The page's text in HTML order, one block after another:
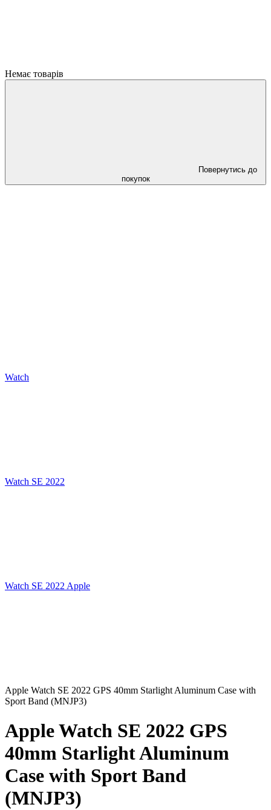
Немає товарів
Повернутись до
покупок
Watch
Watch SE 2022
Watch SE 2022 Apple
Apple Watch SE 2022 GPS 40mm Starlight Aluminum Case with
Sport Band (MNJP3)
Apple Watch SE 2022 GPS
40mm Starlight Aluminum
Case with Sport Band
(MNJP3)